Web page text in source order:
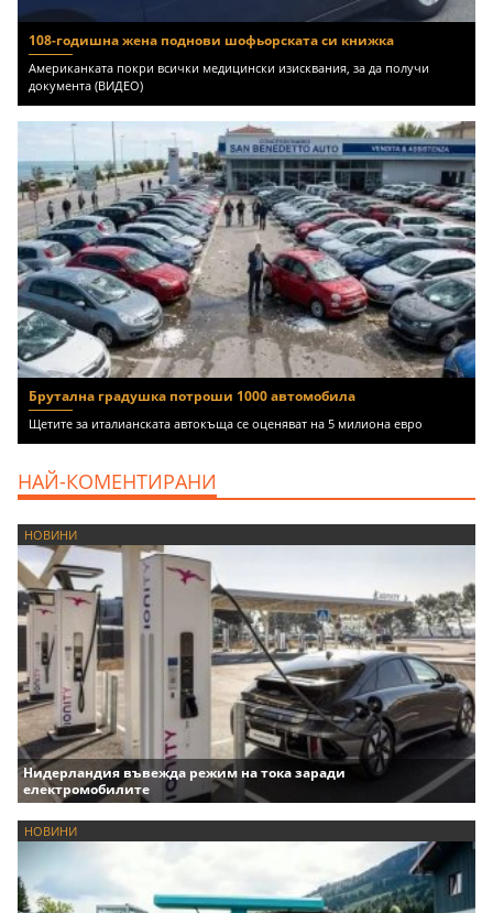
108-годишна жена поднови шофьорската си книжка
Американката покри всички медицински изисквания, за да получи
документа (ВИДЕО)
Брутална градушка потроши 1000 автомобила
Щетите за италианската автокъща се оценяват на 5 милиона евро
НАЙ-КОМЕНТИРАНИ
НОВИНИ
Нидерландия въвежда режим на тока заради
електромобилите
НОВИНИ